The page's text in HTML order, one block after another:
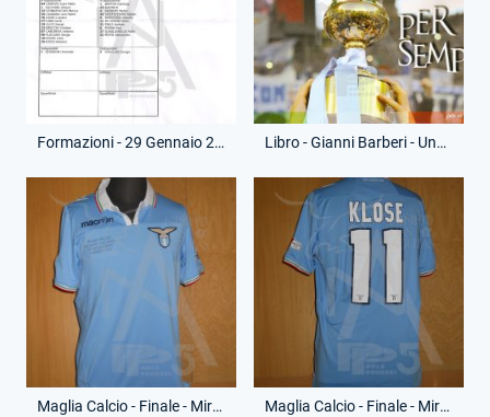
Formazioni - 29 Gennaio 2013 - Coppa Italia - Lazio-Juventus Libro - Gianni Barberi - Una Coppa per sempre
Maglia Calcio - Finale - Miroslav Klose - 11 - (Fronte) Maglia Calcio - Finale - Miroslav Klose - 11 - (Retro)